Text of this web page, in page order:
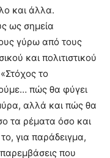
και άλλα.
ως σημεία
γύρω από τους
και πολιτιστικού
το
πώς θα φύγει
αλλά και πώς θα
τα ρέματα όσο και
για παράδειγμα,
που